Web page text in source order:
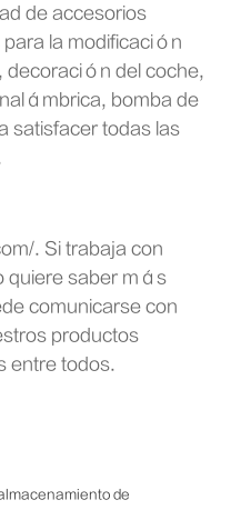
de accesorios
la modificación
decoración del coche,
bomba de
satisfacer todas las
. Si trabaja con
quiere saber más
comunicarse con
productos
entre todos.
de